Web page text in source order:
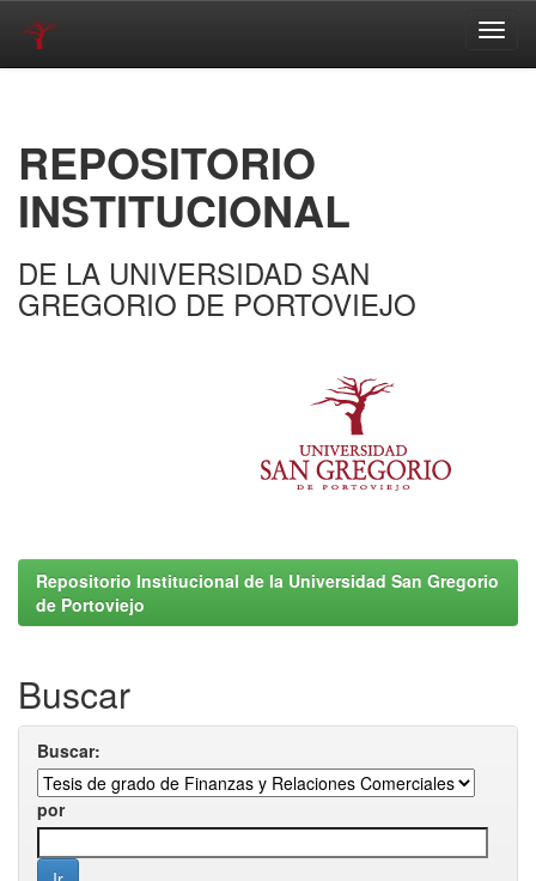
REPOSITORIO
INSTITUCIONAL
DE LA UNIVERSIDAD SAN
GREGORIO DE PORTOVIEJO
Repositorio Institucional de la Universidad San Gregorio
de Portoviejo
Buscar
Buscar:
por